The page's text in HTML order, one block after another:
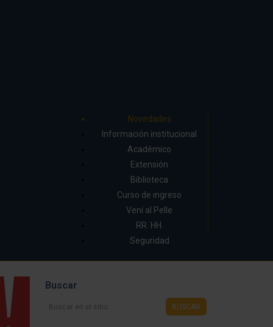
Novedades
Información institucional
Académico
Extensión
Biblioteca
Curso de ingreso
Vení al Pelle
RR. HH.
Seguridad
Buscar
Buscar
BUSCAR